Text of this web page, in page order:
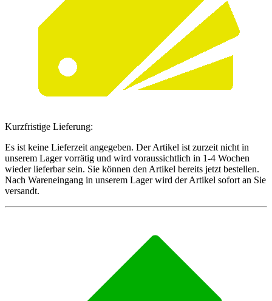
Kurzfristige Lieferung:
Es ist keine Lieferzeit angegeben. Der Artikel ist zurzeit nicht in
unserem Lager vorrätig und wird voraussichtlich in 1-4 Wochen
wieder lieferbar sein. Sie können den Artikel bereits jetzt bestellen.
Nach Wareneingang in unserem Lager wird der Artikel sofort an Sie
versandt.